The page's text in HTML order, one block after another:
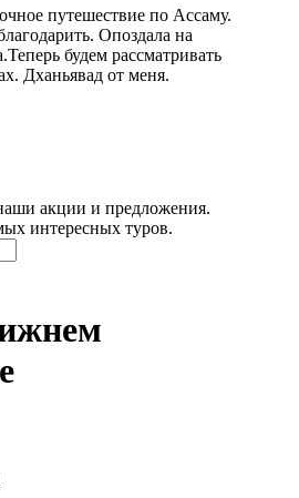
путешествие по Ассаму.
Опоздала на
будем рассматривать
Дханьявад от меня.
акции и предложения.
интересных туров.